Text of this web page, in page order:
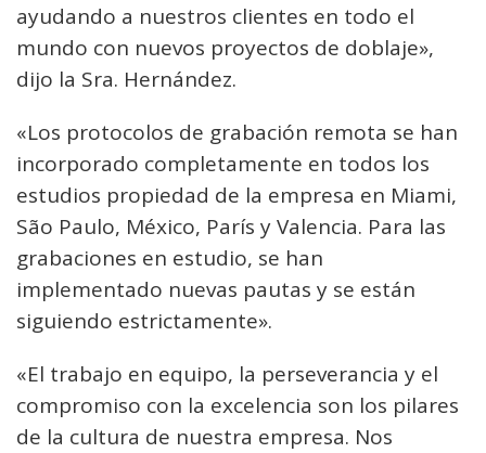
ayudando a nuestros clientes en todo el
mundo con nuevos proyectos de doblaje»,
dijo la Sra. Hernández.
«Los protocolos de grabación remota se han
incorporado completamente en todos los
estudios propiedad de la empresa en Miami,
São Paulo, México, París y Valencia. Para las
grabaciones en estudio, se han
implementado nuevas pautas y se están
siguiendo estrictamente».
«El trabajo en equipo, la perseverancia y el
compromiso con la excelencia son los pilares
de la cultura de nuestra empresa. Nos